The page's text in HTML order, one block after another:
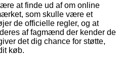
at finde ud af om online
som skulle være et
de officielle regler, og at
af fagmænd der kender de
det dig chance for støtte,
køb.